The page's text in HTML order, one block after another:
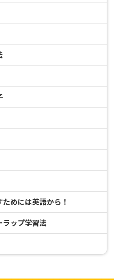
ためには英語から！
ラップ学習法